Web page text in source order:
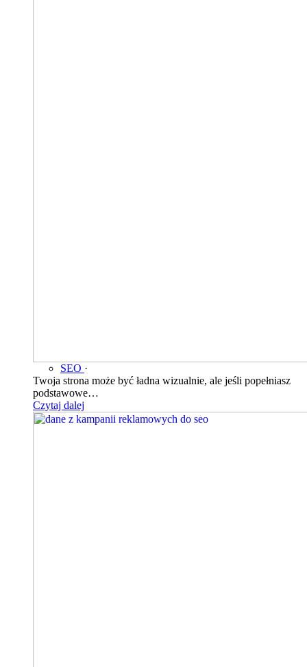
SEO ·
Twoja strona może być ładna wizualnie, ale jeśli popełniasz
podstawowe…
Czytaj dalej